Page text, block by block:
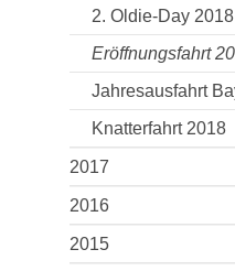
2. Oldie-Day 2018
Eröffnungsfahrt
Jahresausfahrt
Knatterfahrt 2018
2017
2016
2015